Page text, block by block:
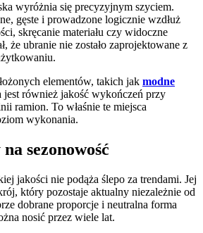
wyróżnia się precyzyjnym szyciem.
gęste i prowadzone logicznie wzdłuż
skręcanie materiału czy widoczne
że ubranie nie zostało zaprojektowane z
elementów, takich jak modne
jest również jakość wykończeń przy
ramion. To właśnie te miejsca
wykonania.
sezonowość
jakości nie podąża ślepo za trendami. Jej
który pozostaje aktualny niezależnie od
dobrane proporcje i neutralna forma
nosić przez wiele lat.